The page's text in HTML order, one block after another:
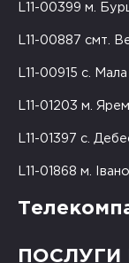
L11-00399 м.
L11-00887 смт.
L11-00915 с.
L11-01203 м.
L11-01397 с.
L11-01868 м.
ПОСЛУГИ